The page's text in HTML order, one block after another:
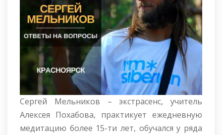
Сергей Мельников – экстрасенс, учитель
Алексея Похабова, практикует ежедневную
медитацию более 15-ти лет, обучался у ряда